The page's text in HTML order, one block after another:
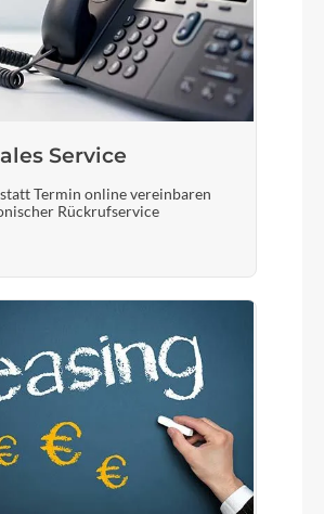
Service
Termin online vereinbaren
Rückrufservice